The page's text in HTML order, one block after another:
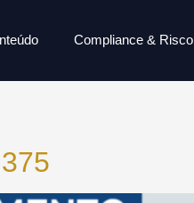
Compliance & Risco